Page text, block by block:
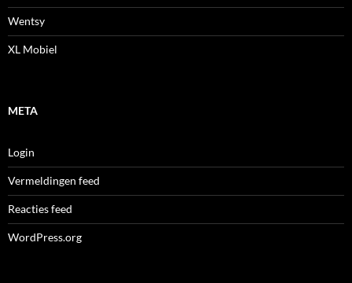
Wentsy
XL Mobiel
META
Login
Vermeldingen feed
Reacties feed
WordPress.org